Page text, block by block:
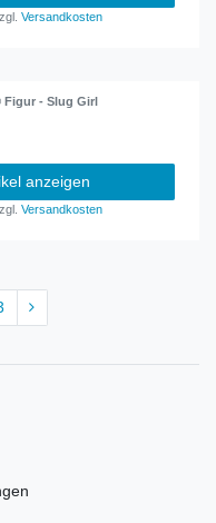
Versandkosten
Figur - Slug Girl
anzeigen
Versandkosten